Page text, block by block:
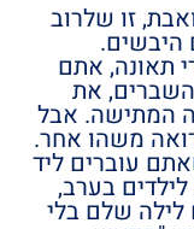
זו שלרוב
היבשים.
תאונה, אתם
את
המתישה. אבל
משהו אחר.
עוברים ליד
בערב,
שלם בלי